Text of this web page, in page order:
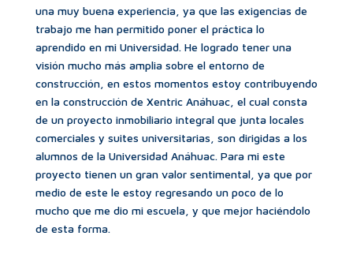
una muy buena experiencia, ya que las exigencias de
trabajo me han permitido poner el práctica lo
aprendido en mi Universidad. He logrado tener una
visión mucho más amplia sobre el entorno de
construcción, en estos momentos estoy contribuyendo
en la construcción de Xentric Anáhuac, el cual consta
de un proyecto inmobiliario integral que junta locales
comerciales y suites universitarias, son dirigidas a los
alumnos de la Universidad Anáhuac. Para mi este
proyecto tienen un gran valor sentimental, ya que por
medio de este le estoy regresando un poco de lo
mucho que me dio mi escuela, y que mejor haciéndolo
de esta forma.